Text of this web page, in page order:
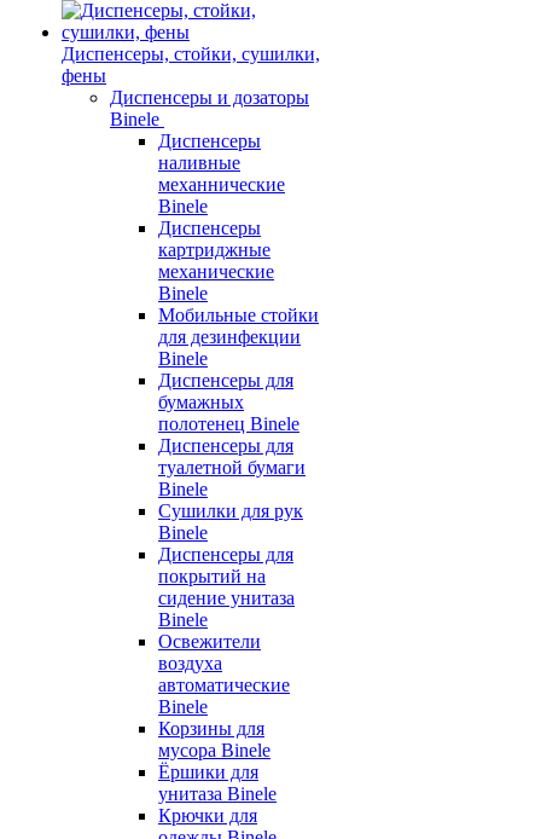
Диспенсеры, стойки, сушилки,
фены
Диспенсеры и дозаторы
Binele
Диспенсеры
наливные
механнические
Binele
Диспенсеры
картриджные
механические
Binele
Мобильные стойки
для дезинфекции
Binele
Диспенсеры для
бумажных
полотенец Binele
Диспенсеры для
туалетной бумаги
Binele
Сушилки для рук
Binele
Диспенсеры для
покрытий на
сидение унитаза
Binele
Освежители
воздуха
автоматические
Binele
Корзины для
мусора Binele
Ёршики для
унитаза Binele
Крючки для